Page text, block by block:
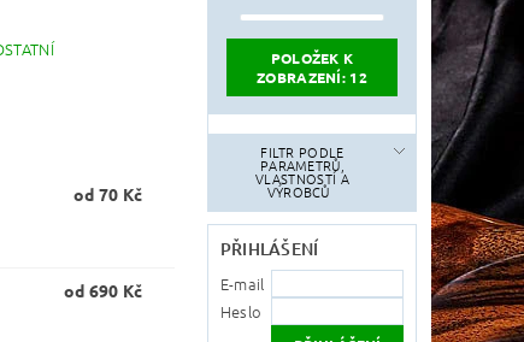
od 70 Kč
od 690 Kč
POLOŽEK K
ZOBRAZENÍ: 12
FILTR PODLE
PARAMETRŮ,
VLASTNOSTÍ A
VÝROBCŮ
PŘIHLÁŠENÍ
E-mail
Heslo